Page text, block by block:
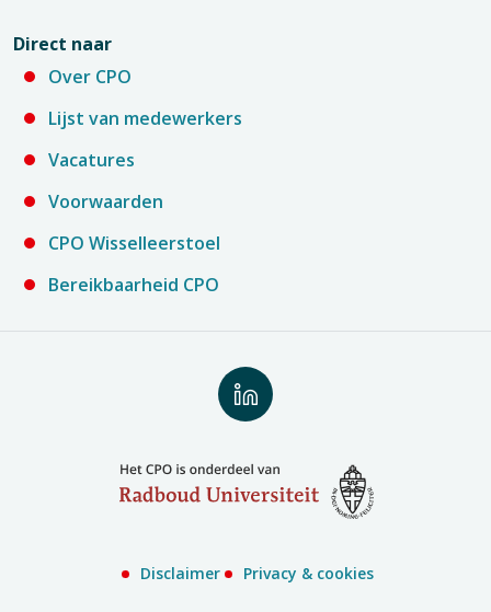
Direct naar
Over CPO
Lijst van medewerkers
Vacatures
Voorwaarden
CPO Wisselleerstoel
Bereikbaarheid CPO
Volg
ons
LinkedIn
Disclaimer Privacy & cookies